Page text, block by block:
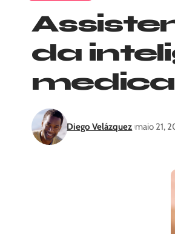
da
Diego Velázquez maio 21,